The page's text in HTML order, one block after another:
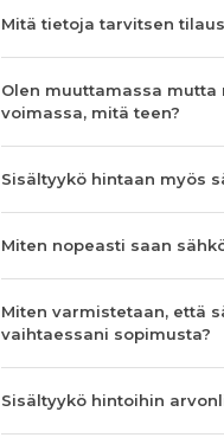
Mitä tietoja tarvitsen
Olen muuttamassa
voimassa, mitä teen?
Sisältyykö hintaan myös
Miten nopeasti saan
Miten varmistetaan, että
vaihtaessani sopimusta?
Sisältyykö hintoihin